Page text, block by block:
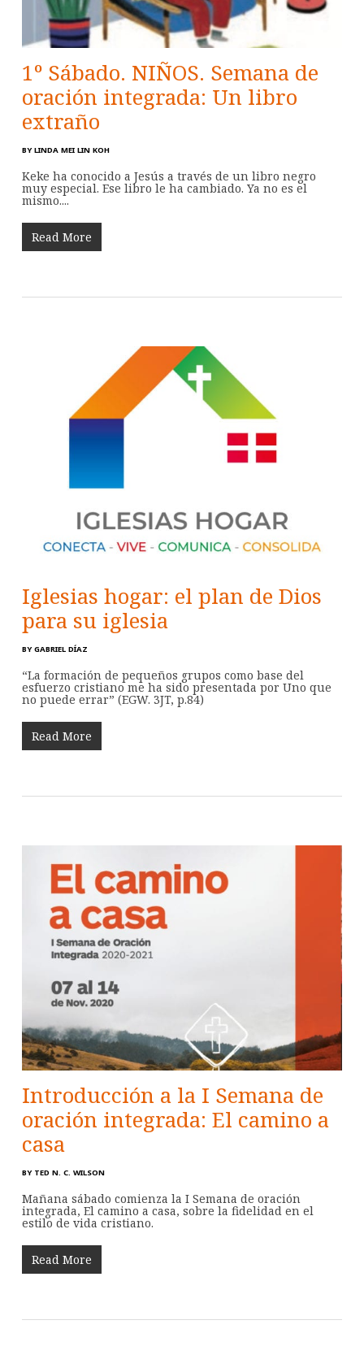
1º Sábado. NIÑOS. Semana de
oración integrada: Un libro
extraño
BY LINDA MEI LIN KOH
Keke ha conocido a Jesús a través de un libro negro
muy especial. Ese libro le ha cambiado. Ya no es el
mismo....
Read More
Iglesias hogar: el plan de Dios
para su iglesia
BY GABRIEL DÍAZ
“La formación de pequeños grupos como base del
esfuerzo cristiano me ha sido presentada por Uno que
no puede errar” (EGW. 3JT, p.84)
Read More
Introducción a la I Semana de
oración integrada: El camino a
casa
BY TED N. C. WILSON
Mañana sábado comienza la I Semana de oración
integrada, El camino a casa, sobre la fidelidad en el
estilo de vida cristiano.
Read More